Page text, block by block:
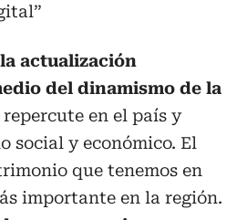
actualización
del dinamismo de la
repercute en el país y
social y económico. El
que tenemos en
importante en la región.